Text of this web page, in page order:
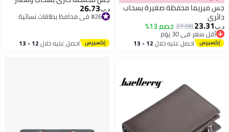
جس ميريما محفظة صغيرة بسحاب
دائري
د.ب‏23.31
27.08خصم 13%
أقل سعر في 30 يوم
أقل سعر في 30 يوماحصل عليه خلال 12 - 13
د.ب‏26.73
#26 في محافظ بطاقات نسائية
احصل عليه خلال 12 - 13